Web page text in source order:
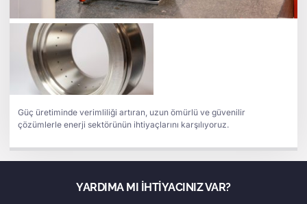
Güç üretiminde verimliliği artıran, uzun ömürlü ve güvenilir
çözümlerle enerji sektörünün ihtiyaçlarını karşılıyoruz.
YARDIMA MI IHTIYACINIZ VAR?